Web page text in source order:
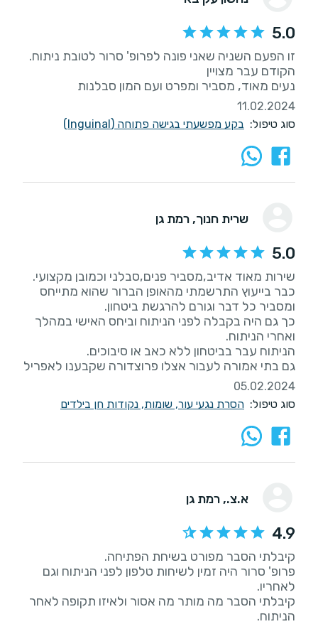
5.0
נעים מאוד, מסביר ומפרט ועם המון סבלנות
11.02.2024
סוג טיפול: בקע מפשעתי בגישה פתוחה (Inguinal)
שרית חנוך, רמת גן
5.0
כבר בייעוץ התרשמתי מהאופן הברור שהוא מתייחס
כך גם היה בקבלה לפני הניתוח וביחס האישי במהלך
גם בתי אמורה לעבור אצלו פרוצדורה שקבענו לאפריל
05.02.2024
סוג טיפול: הסרת נגעי עור, שומות, נקודות חן בילדים
א.צ., רמת גן
4.9
פרופ' סרור היה זמין לשיחות טלפון לפני הניתוח וגם
קיבלתי הסבר מה מותר מה אסור ולאיזו תקופה לאחר
הניתוח.